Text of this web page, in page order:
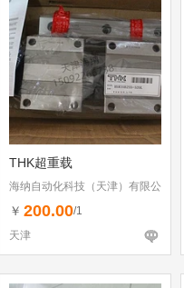
THK超重载
海纳自动化科技（天津）有限公
司
￥ 200.00/1
天津